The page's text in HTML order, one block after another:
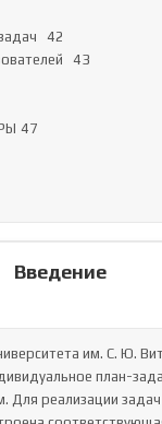
42
43
Введение
им. С. Ю.
план-
реализации